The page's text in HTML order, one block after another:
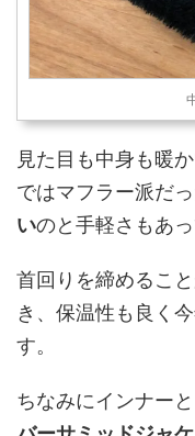
見た目も中身も暖
ではマフラー派だ
いのと手軽さもあ
首回りを締めるこ
き、保温性も良く
す。
ちなみにインナー